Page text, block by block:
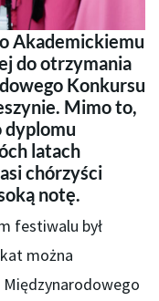
Akademickiemu
do otrzymania
Konkursu
Mimo to,
dyplomu
latach
chórzyści
notę.
festiwalu był
można